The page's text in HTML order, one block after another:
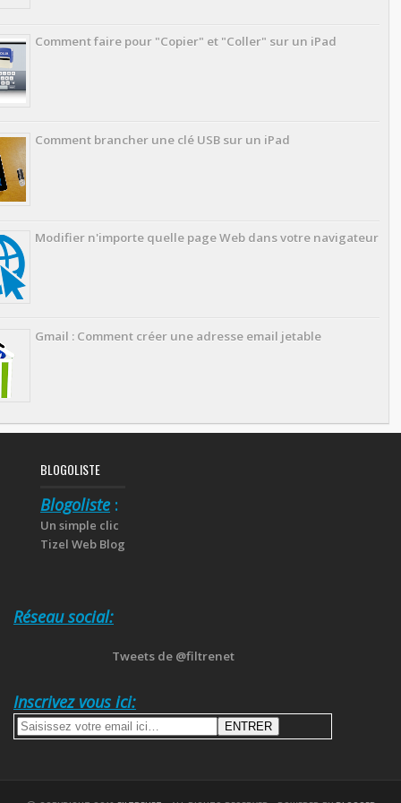
Comment faire pour "Copier" et "Coller" sur un iPad
Comment brancher une clé USB sur un iPad
Modifier n'importe quelle page Web dans votre navigateur
Gmail : Comment créer une adresse email jetable
BLOGOLISTE
Blogoliste :
Un simple clic
Tizel Web Blog
Réseau social:
Tweets de @filtrenet
Inscrivez vous ici: